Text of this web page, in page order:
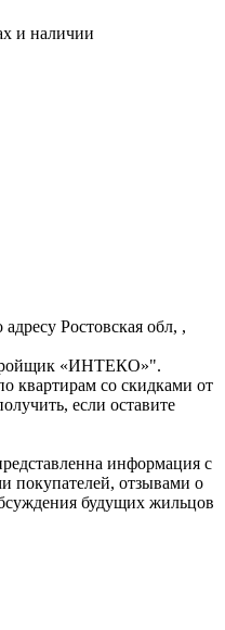
и наличии
Ростовская обл, ,
«ИНТЕКО»".
квартирам со скидками от
если оставите
информация с
покупателей, отзывами о
будущих жильцов